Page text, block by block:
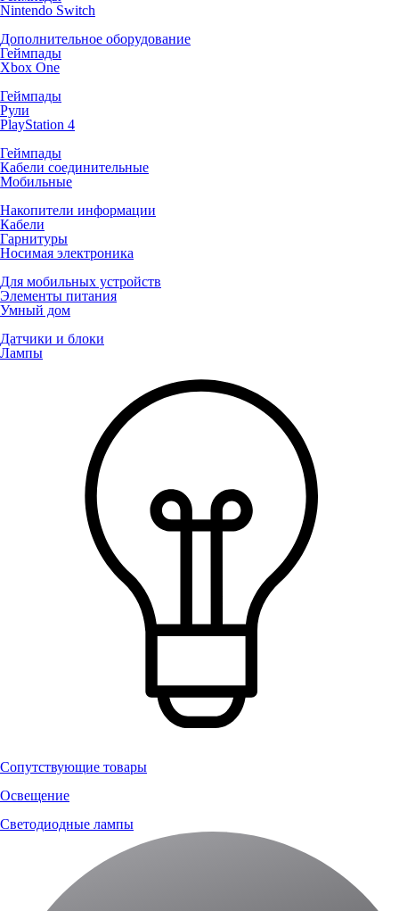
Nintendo Switch
Дополнительное оборудование
Геймпады
Xbox One
Геймпады
Рули
PlayStation 4
Геймпады
Кабели соединительные
Мобильные
Накопители информации
Кабели
Гарнитуры
Носимая электроника
Для мобильных устройств
Элементы питания
Умный дом
Датчики и блоки
Лампы
Сопутствующие товары
Освещение
Светодиодные лампы